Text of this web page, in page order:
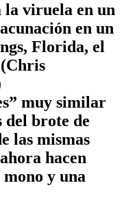
la viruela en un
en un
Florida, el
muy similar
del brote de
las mismas
hacen
y una